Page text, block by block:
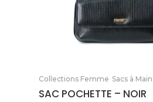
Ajouter au panier
Collections Femme Sacs à
SAC POCHETTE – NOIR